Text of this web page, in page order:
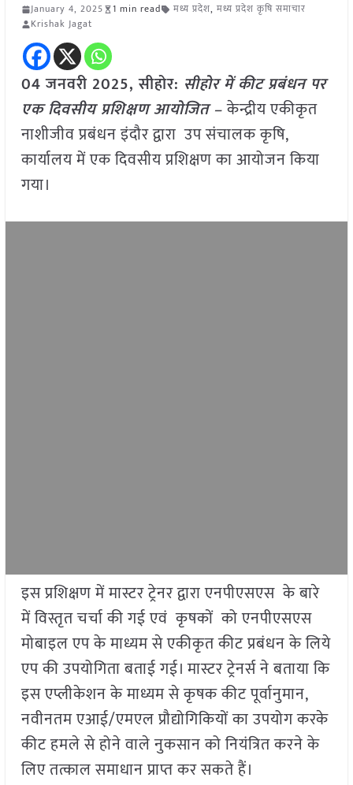
January 4, 2025 1 min read मध्य प्रदेश, मध्य प्रदेश कृषि समाचार
Krishak Jagat
04 जनवरी 2025,सीहोर: सीहोर में कीट प्रबंधन पर
एक दिवसीय प्रशिक्षण आयोजित –केन्द्रीय एकीकृत
नाशीजीव प्रबंधन इंदौर द्वारा उप संचालक कृषि,
कार्यालय में एक दिवसीय प्रशिक्षण का आयोजन किया
गया।
इस प्रशिक्षण में मास्टर ट्रेनर द्वारा एनपीएसएस के बारे
में विस्तृत चर्चा की गई एवं कृषकों को एनपीएसएस
मोबाइल एप के माध्यम से एकीकृत कीट प्रबंधन के लिये
एप की उपयोगिता बताई गई। मास्टर ट्रेनर्स ने बताया कि
इस एप्लीकेशन के माध्यम से कृषक कीट पूर्वानुमान,
नवीनतम एआई/एमएल प्रौद्योगिकियों का उपयोग करके
कीट हमले से होने वाले नुकसान को नियंत्रित करने के
लिए तत्काल समाधान प्राप्त कर सकते हैं।